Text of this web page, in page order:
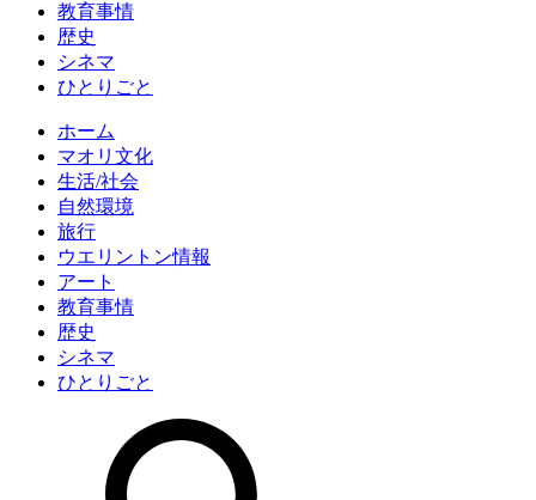
教育事情
歴史
シネマ
ひとりごと
ホーム
マオリ文化
生活/社会
自然環境
旅行
ウエリントン情報
アート
教育事情
歴史
シネマ
ひとりごと